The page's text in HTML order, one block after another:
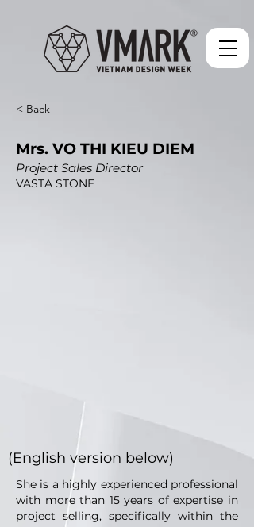
< Back
Mrs. VO THI KIEU DIEM
Project Sales Director
VASTA STONE
(English version below)
She is a highly experienced professional
with more than 15 years of expertise in
project selling, specifically within the